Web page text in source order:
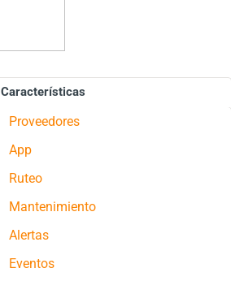
Características
Proveedores
App
Ruteo
Mantenimiento
Alertas
Eventos